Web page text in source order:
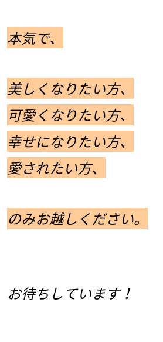
本気で、
美しくなりたい方、
可愛くなりたい方、
幸せになりたい方、
愛されたい方、
のみお越しください。
お待ちしています！